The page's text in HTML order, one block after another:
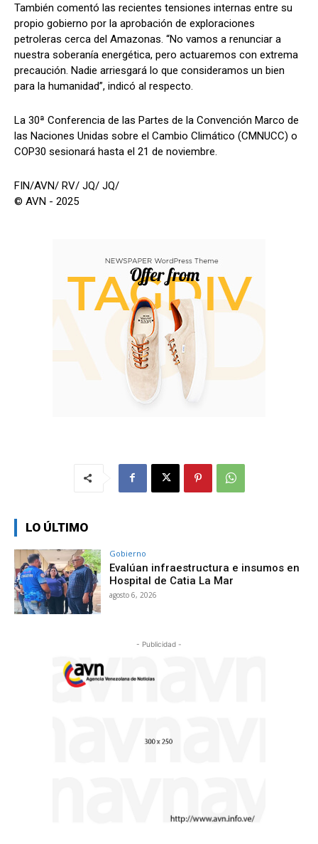
También comentó las recientes tensiones internas entre su
propio gobierno por la aprobación de exploraciones
petroleras cerca del Amazonas. “No vamos a renunciar a
nuestra soberanía energética, pero actuaremos con extrema
precaución. Nadie arriesgará lo que consideramos un bien
para la humanidad”, indicó al respecto.
La 30ª Conferencia de las Partes de la Convención Marco de
las Naciones Unidas sobre el Cambio Climático (CMNUCC) o
COP30 sesionará hasta el 21 de noviembre.
FIN/AVN/ RV/ JQ/ JQ/
© AVN - 2025
LO ÚLTIMO
Gobierno
Evalúan infraestructura e insumos en
Hospital de Catia La Mar
agosto 6, 2026
- Publicidad -